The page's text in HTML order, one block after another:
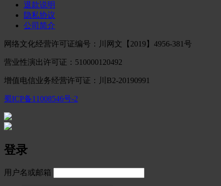
退款说明
隐私协议
公司简介
网络文化经营许可证编号：川网文【2019】4956-381号
营业性演出许可证：510000120492
增值电信业务经营许可证：川B2-20190991
蜀ICP备11008546号-2
登录
用户名或邮箱